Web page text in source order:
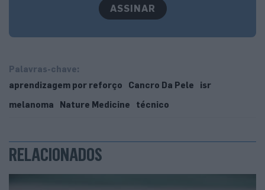
autoras do trabalho de aperfeiçoamento do algorimo de
diagnóstico de cancro da pele
ASSINAR
Palavras-chave:
aprendizagem por reforço
Cancro Da Pele
isr
melanoma
Nature Medicine técnico
RELACIONADOS